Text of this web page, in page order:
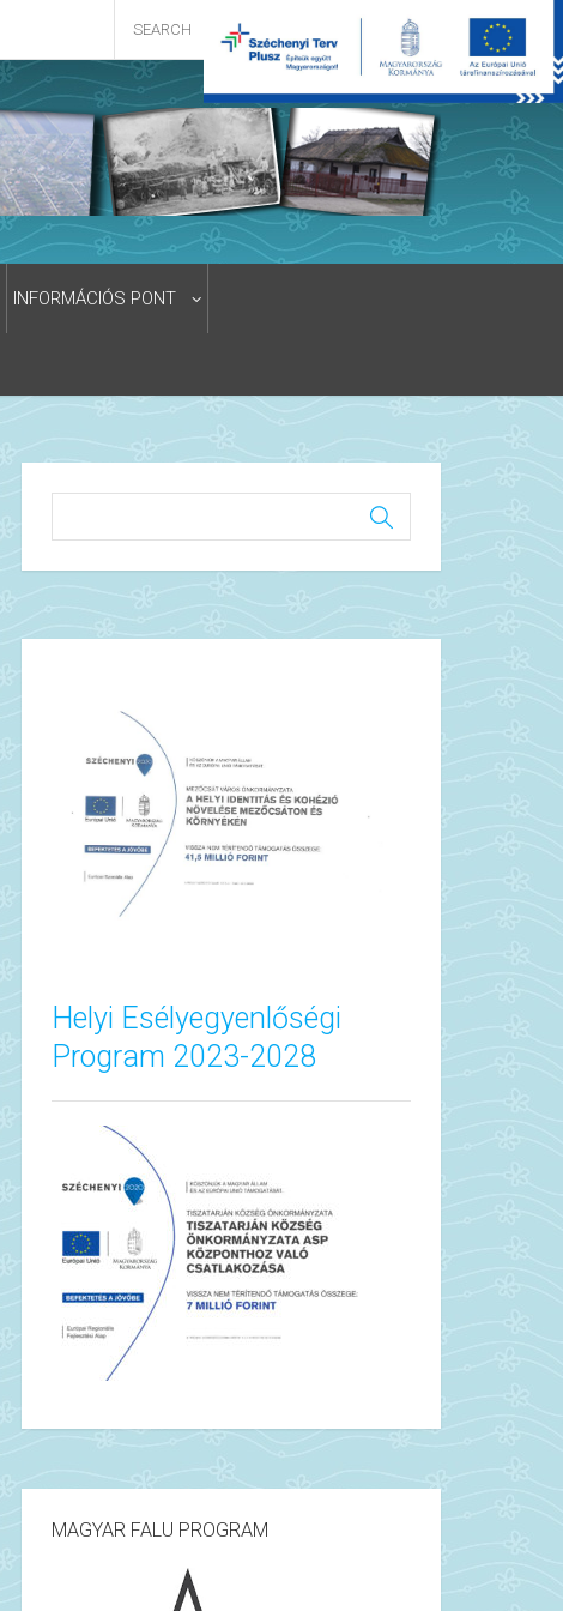
INFORMÁCIÓS PONT
Helyi Esélyegyenlőségi
Program 2023-2028
MAGYAR FALU PROGRAM